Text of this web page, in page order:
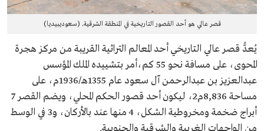
قصر عالي هو أحد القصور التاريخية في المنطقة الشرقية. (سعوديبيديا)
يُعدُّ قصر عالي التاريخي أحد المعالم التراثية القريبة من مركز هجرة
المحوى، على مسافة نحو 55 كم،أمر بتشييده الملك المؤسس
عبدالعزيز بن عبدالرحمن آل سعود عام 1355هـ/1936م، على
مساحة 8,836م2، ليكون أحد قصور الحكم المحلي، ويضم القصر 7
أبراج ضخمة ومخروطية الشكل، 4 منها عند بالأركان، و3 في الوسط
من الواجهات الغربية والشرقية والجنوبية.